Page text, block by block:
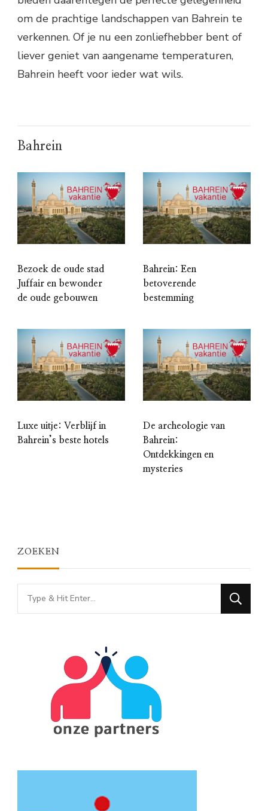
om de prachtige landschappen van Bahrein te
verkennen. Of je nu een zonliefhebber bent of
liever geniet van aangename temperaturen,
Bahrein heeft voor ieder wat wils.
Bahrein
Bezoek de oude stad
Juffair en bewonder
de oude gebouwen
Bahrein: Een
betoverende
bestemming
Luxe uitje: Verblijf in
Bahrein’s beste hotels
De archeologie van
Bahrein:
Ontdekkingen en
mysteries
ZOEKEN
Looking
for